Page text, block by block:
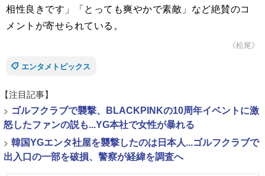
相性良きです」「とっても爽やかで素敵」など絶賛のコ
メントが寄せられている。
《松尾》
エンタメトピックス
【注目記事】
> ゴルフクラブで襲撃、BLACKPINKの10周年イベントに激
怒したファンの説も...YG本社で女性が暴れる
> 韓国YGエンタ社屋を襲撃したのは日本人...ゴルフクラブで
出入口の一部を破損、警察が経緯を調査へ